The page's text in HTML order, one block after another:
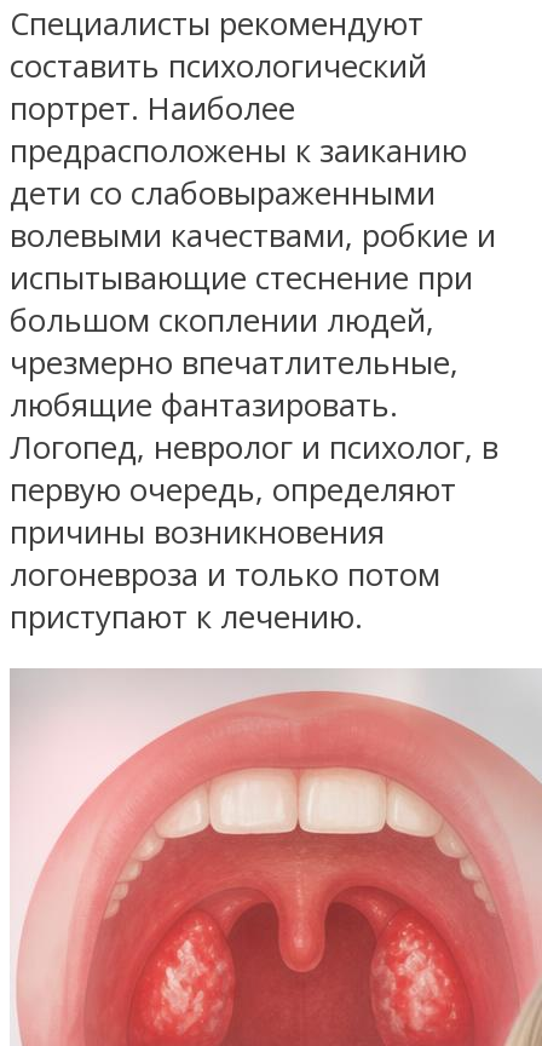
Специалисты рекомендуют
составить психологический
портрет. Наиболее
предрасположены к заиканию
дети со слабовыраженными
волевыми качествами, робкие и
испытывающие стеснение при
большом скоплении людей,
чрезмерно впечатлительные,
любящие фантазировать.
Логопед, невролог и психолог, в
первую очередь, определяют
причины возникновения
логоневроза и только потом
приступают к лечению.